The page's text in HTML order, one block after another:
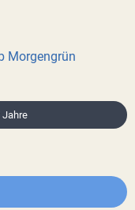
Morgengrün
Jahre